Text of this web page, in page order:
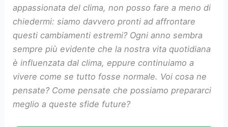
appassionata del clima, non posso fare a meno di
chiedermi: siamo davvero pronti ad affrontare
questi cambiamenti estremi? Ogni anno sembra
sempre più evidente che la nostra vita quotidiana
è influenzata dal clima, eppure continuiamo a
vivere come se tutto fosse normale. Voi cosa ne
pensate? Come pensate che possiamo prepararci
meglio a queste sfide future?